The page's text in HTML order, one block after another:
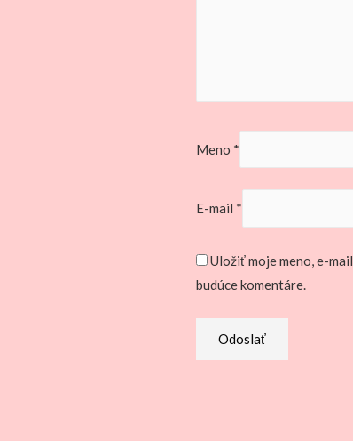
Meno *
E-mail *
Uložiť moje meno, e-
budúce komentáre.